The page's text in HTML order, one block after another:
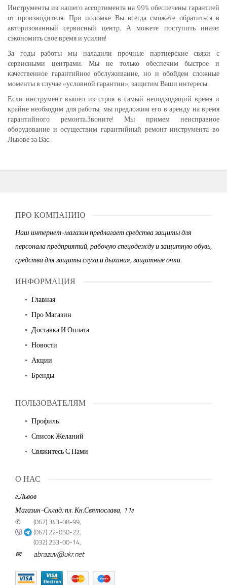
Инструменты из нашего ассортимента на 99% обеспечены гарантией
от производителя. При поломке Вы всегда сможете обратиться в
авторизованный сервисный центр. А можете поступить иначе:
сэкономить свое время и усилия!
За годы работы мы наладили прочные партнерские связи с
сервисными центрами. Мы не только обеспечим быстрое и
качественное гарантийное обслуживание, но и обойдем сложные
моменты в случае «условной гарантии», защитим Ваши интересы.
Если инструмент вышел из строя в самый неподходящий время и
крайне необходим для работы, мы предложим его в аренду на время
гарантийного ремонта.Звоните! Мы примем неисправное
оборудование и осуществим гарантийный ремонт инструмента во
Львове за Вас.
ПРО КОМПАНИЮ
Наш интернет-магазин предлагает средства защиты для
персонала предприятий, рабочую спецодежду и защитную обувь,
средства для защиты слуха и дыхания, защитные очки.
ИНФОРМАЦИЯ
Главная
Про Магазин
Доставка И Оплата
Новости
Акции
Бренды
ПОЛЬЗОВАТЕЛЯМ
Профиль
Список Желаний
Свяжитесь С Нами
О НАС
г.Львов
Магазин-Склад: пл. Кн.Святослава, 11г
✆
(067) 343-08-99,
(067) 22-050-22,
(032) 253-00-14,
✉ abrazuv@ukr.net